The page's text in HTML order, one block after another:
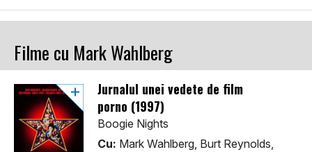
Filme cu Mark Wahlberg
Jurnalul unei vedete de film
porno (1997)
Boogie Nights
Cu: Mark Wahlberg, Burt Reynolds,